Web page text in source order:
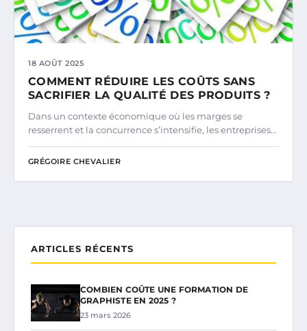
18 AOÛT 2025
COMMENT RÉDUIRE LES COÛTS SANS
SACRIFIER LA QUALITÉ DES PRODUITS ?
Dans un contexte économique où les marges se
resserrent et la concurrence s’intensifie, les entreprises…
GRÉGOIRE CHEVALIER
ARTICLES RÉCENTS
COMBIEN COÛTE UNE FORMATION DE
GRAPHISTE EN 2025 ?
23 mars 2026